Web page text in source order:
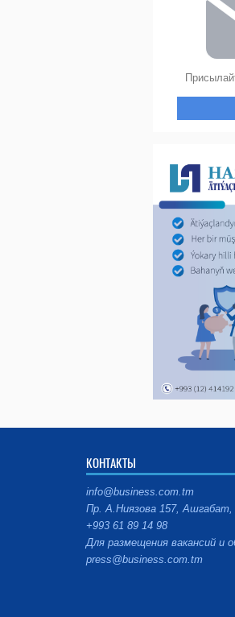
КОНТАКТЫ
info@business.com.tm
Пр. А.Ниязова 157, Ашгабат,
+993 61 89 14 98
Для размещения вакансий и
press@business.com.tm